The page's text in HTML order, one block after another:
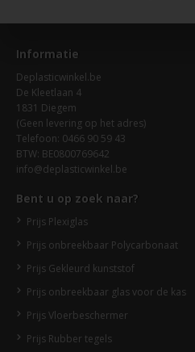
Informatie
Deplasticwinkel.be
De Kleetlaan 4
1831 Diegem
(Geen levering op het adres)
Telefoon: 0466 90 59 43
BTW: BE0800769642
info@deplasticwinkel.be
Bent u op zoek naar?
Prijs Plexiglas
Prijs onbreekbaar Polycarbonaat
Prijs Gekleurd kunststof
Prijs onbreekbaar glas voor de kas
Prijs Vloerbeschermer
Prijs Rubber tegels